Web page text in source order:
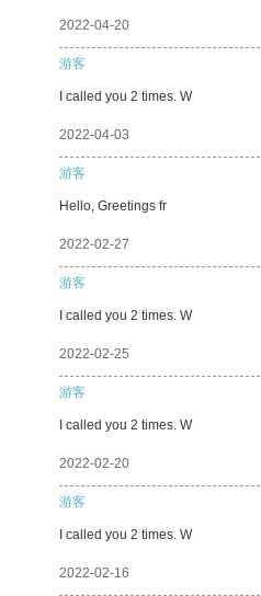
2022-04-20
游客
I called you 2 times. W
2022-04-03
游客
Hello, Greetings fr
2022-02-27
游客
I called you 2 times. W
2022-02-25
游客
I called you 2 times. W
2022-02-20
游客
I called you 2 times. W
2022-02-16